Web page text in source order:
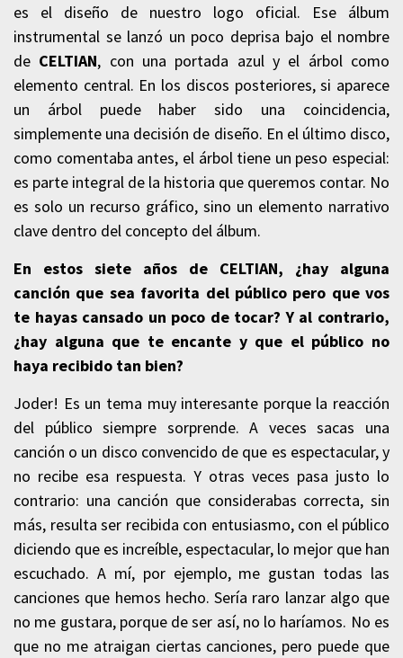
es el diseño de nuestro logo oficial. Ese álbum
instrumental se lanzó un poco deprisa bajo el nombre
de CELTIAN, con una portada azul y el árbol como
elemento central. En los discos posteriores, si aparece
un árbol puede haber sido una coincidencia,
simplemente una decisión de diseño. En el último disco,
como comentaba antes, el árbol tiene un peso especial:
es parte integral de la historia que queremos contar. No
es solo un recurso gráfico, sino un elemento narrativo
clave dentro del concepto del álbum.
En estos siete años de CELTIAN, ¿hay alguna
canción que sea favorita del público pero que vos
te hayas cansado un poco de tocar? Y al contrario,
¿hay alguna que te encante y que el público no
haya recibido tan bien?
Joder! Es un tema muy interesante porque la reacción
del público siempre sorprende. A veces sacas una
canción o un disco convencido de que es espectacular, y
no recibe esa respuesta. Y otras veces pasa justo lo
contrario: una canción que considerabas correcta, sin
más, resulta ser recibida con entusiasmo, con el público
diciendo que es increíble, espectacular, lo mejor que han
escuchado. A mí, por ejemplo, me gustan todas las
canciones que hemos hecho. Sería raro lanzar algo que
no me gustara, porque de ser así, no lo haríamos. No es
que no me atraigan ciertas canciones, pero puede que